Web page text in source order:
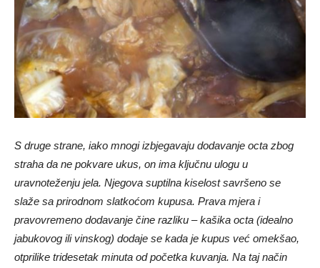
S druge strane, iako mnogi izbjegavaju dodavanje octa zbog
straha da ne pokvare ukus, on ima ključnu ulogu u
uravnoteženju jela. Njegova suptilna kiselost savršeno se
slaže sa prirodnom slatkoćom kupusa. Prava mjera i
pravovremeno dodavanje čine razliku – kašika octa (idealno
jabukovog ili vinskog) dodaje se kada je kupus već omekšao,
otprilike tridesetak minuta od početka kuvanja. Na taj način